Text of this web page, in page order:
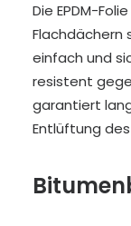
Die EPDM-
Flachdächern
einfach und
resistent
garantiert
Entlüftung